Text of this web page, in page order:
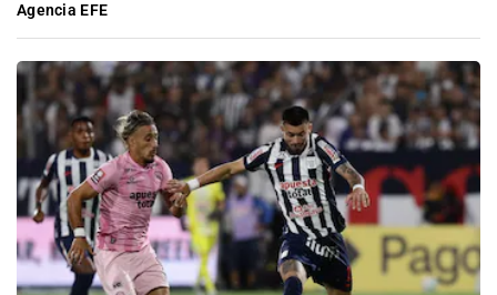
Agencia EFE